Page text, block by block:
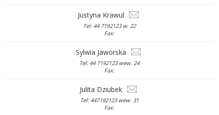
Justyna Krawul
Tel: 44 7192123 w. 22
Fax:
Sylwia Jaworska
Tel: 44 7192123 wew. 24
Fax:
Julita Dziubek
Tel: 447192123 wew. 31
Fax: